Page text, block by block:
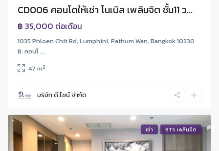
CD006 คอนโดให้เช่า โนเบิล เพลินจิต ชั้น11 ว...
฿ 35,000 ต่อเดือน
1035 Phloen Chit Rd, Lumphini, Pathum Wan, Bangkok 10330
B. คอนโ ...
47 m2
บริษัท ดี.ไซน์ จํากัด
เช่า BTS เพลินจิต